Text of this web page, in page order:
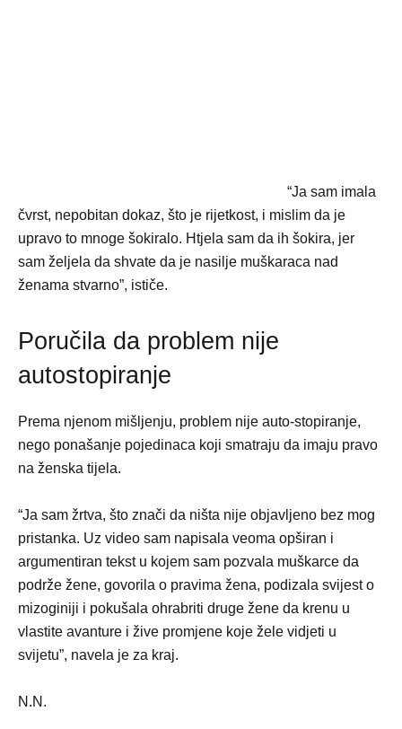
“Ja sam imala
čvrst, nepobitan dokaz, što je rijetkost, i mislim da je
upravo to mnoge šokiralo. Htjela sam da ih šokira, jer
sam željela da shvate da je nasilje muškaraca nad
ženama stvarno”, ističe.
Poručila da problem nije
autostopiranje
Prema njenom mišljenju, problem nije auto-stopiranje,
nego ponašanje pojedinaca koji smatraju da imaju pravo
na ženska tijela.
“Ja sam žrtva, što znači da ništa nije objavljeno bez mog
pristanka. Uz video sam napisala veoma opširan i
argumentiran tekst u kojem sam pozvala muškarce da
podrže žene, govorila o pravima žena, podizala svijest o
mizoginiji i pokušala ohrabriti druge žene da krenu u
vlastite avanture i žive promjene koje žele vidjeti u
svijetu”, navela je za kraj.
N.N.